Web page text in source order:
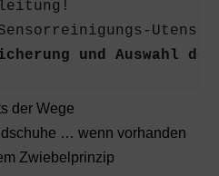
und Auswahl der
der Wege
… wenn vorhanden
Zwiebelprinzip